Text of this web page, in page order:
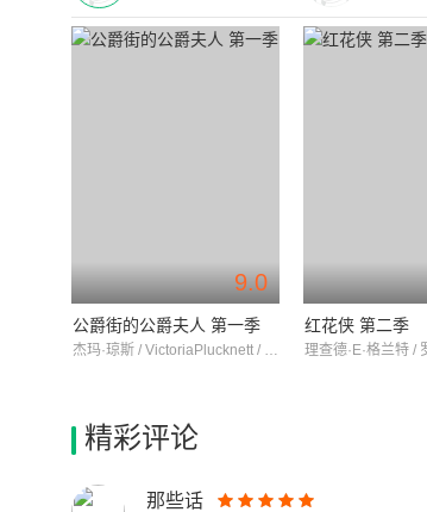
9.0
公爵街的公爵夫人 第一季
杰玛·琼斯 / VictoriaPlucknett / 希拉丽·梅森
红花侠 第二季
精彩评论
那些话